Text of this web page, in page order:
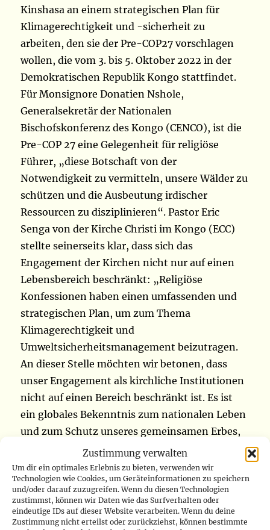
Zustimmung verwalten
Um dir ein optimales Erlebnis zu bieten, verwenden wir
Technologien wie Cookies, um Geräteinformationen zu speichern
und/oder darauf zuzugreifen. Wenn du diesen Technologien
zustimmst, können wir Daten wie das Surfverhalten oder
eindeutige IDs auf dieser Website verarbeiten. Wenn du deine
Zustimmung nicht erteilst oder zurückziehst, können bestimmte
Kinshasa an einem strategischen Plan für
Klimagerechtigkeit und -sicherheit zu
arbeiten, den sie der Pre-COP27 vorschlagen
wollen, die vom 3. bis 5. Oktober 2022 in der
Demokratischen Republik Kongo stattfindet.
Für Monsignore Donatien Nshole,
Generalsekretär der Nationalen
Bischofskonferenz des Kongo (CENCO), ist die
Pre-COP 27 eine Gelegenheit für religiöse
Führer, „diese Botschaft von der
Notwendigkeit zu vermitteln, unsere Wälder zu
schützen und die Ausbeutung irdischer
Ressourcen zu disziplinieren“. Pastor Eric
Senga von der Kirche Christi im Kongo (ECC)
stellte seinerseits klar, dass sich das
Engagement der Kirchen nicht nur auf einen
Lebensbereich beschränkt: „Religiöse
Konfessionen haben einen umfassenden und
strategischen Plan, um zum Thema
Klimagerechtigkeit und
Umweltsicherheitsmanagement beizutragen.
An dieser Stelle möchten wir betonen, dass
unser Engagement als kirchliche Institutionen
nicht auf einen Bereich beschränkt ist. Es ist
ein globales Bekenntnis zum nationalen Leben
und zum Schutz unseres gemeinsamen Erbes,
der Menschheit“ (www.radiookapi.net)
M23-Rebellen sind in der
Zentralafrikanischen Republik mit dem Ziel,
in der Demokratischen Republik Kongo